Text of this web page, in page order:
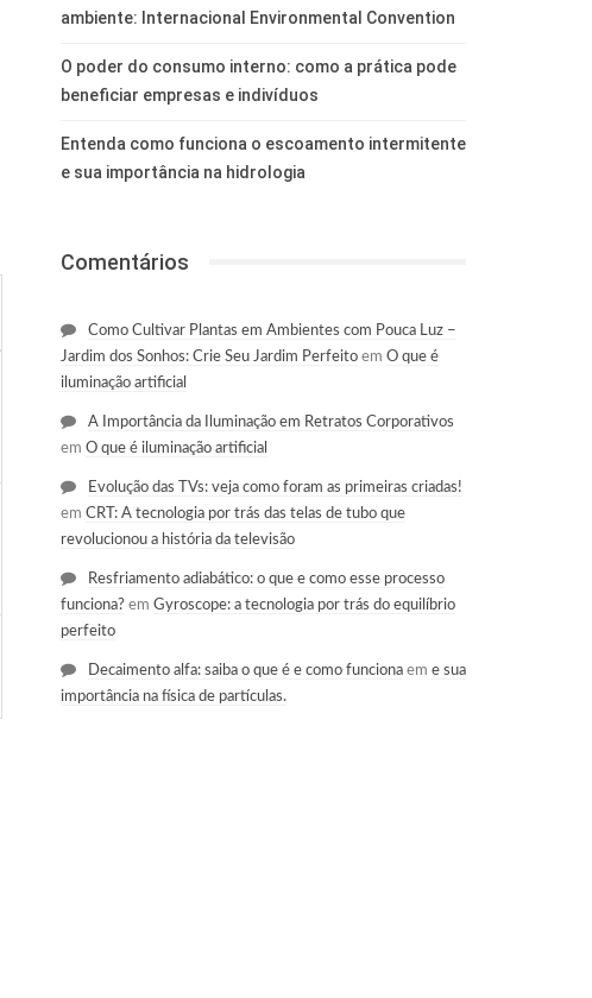
ambiente: Internacional Environmental Convention
O poder do consumo interno: como a prática pode
beneficiar empresas e indivíduos
Entenda como funciona o escoamento intermitente
e sua importância na hidrologia
Comentários
Como Cultivar Plantas em Ambientes com Pouca Luz –
Jardim dos Sonhos: Crie Seu Jardim Perfeitoem O que é
iluminação artificial
A Importância da Iluminação em Retratos Corporativos
em O que é iluminação artificial
Evolução das TVs: veja como foram as primeiras criadas!
em CRT: A tecnologia por trás das telas de tubo que
revolucionou a história da televisão
Resfriamento adiabático: o que e como esse processo
funciona?em Gyroscope: a tecnologia por trás do equilíbrio
perfeito
Decaimento alfa: saiba o que é e como funcionaem e sua
importância na física de partículas.